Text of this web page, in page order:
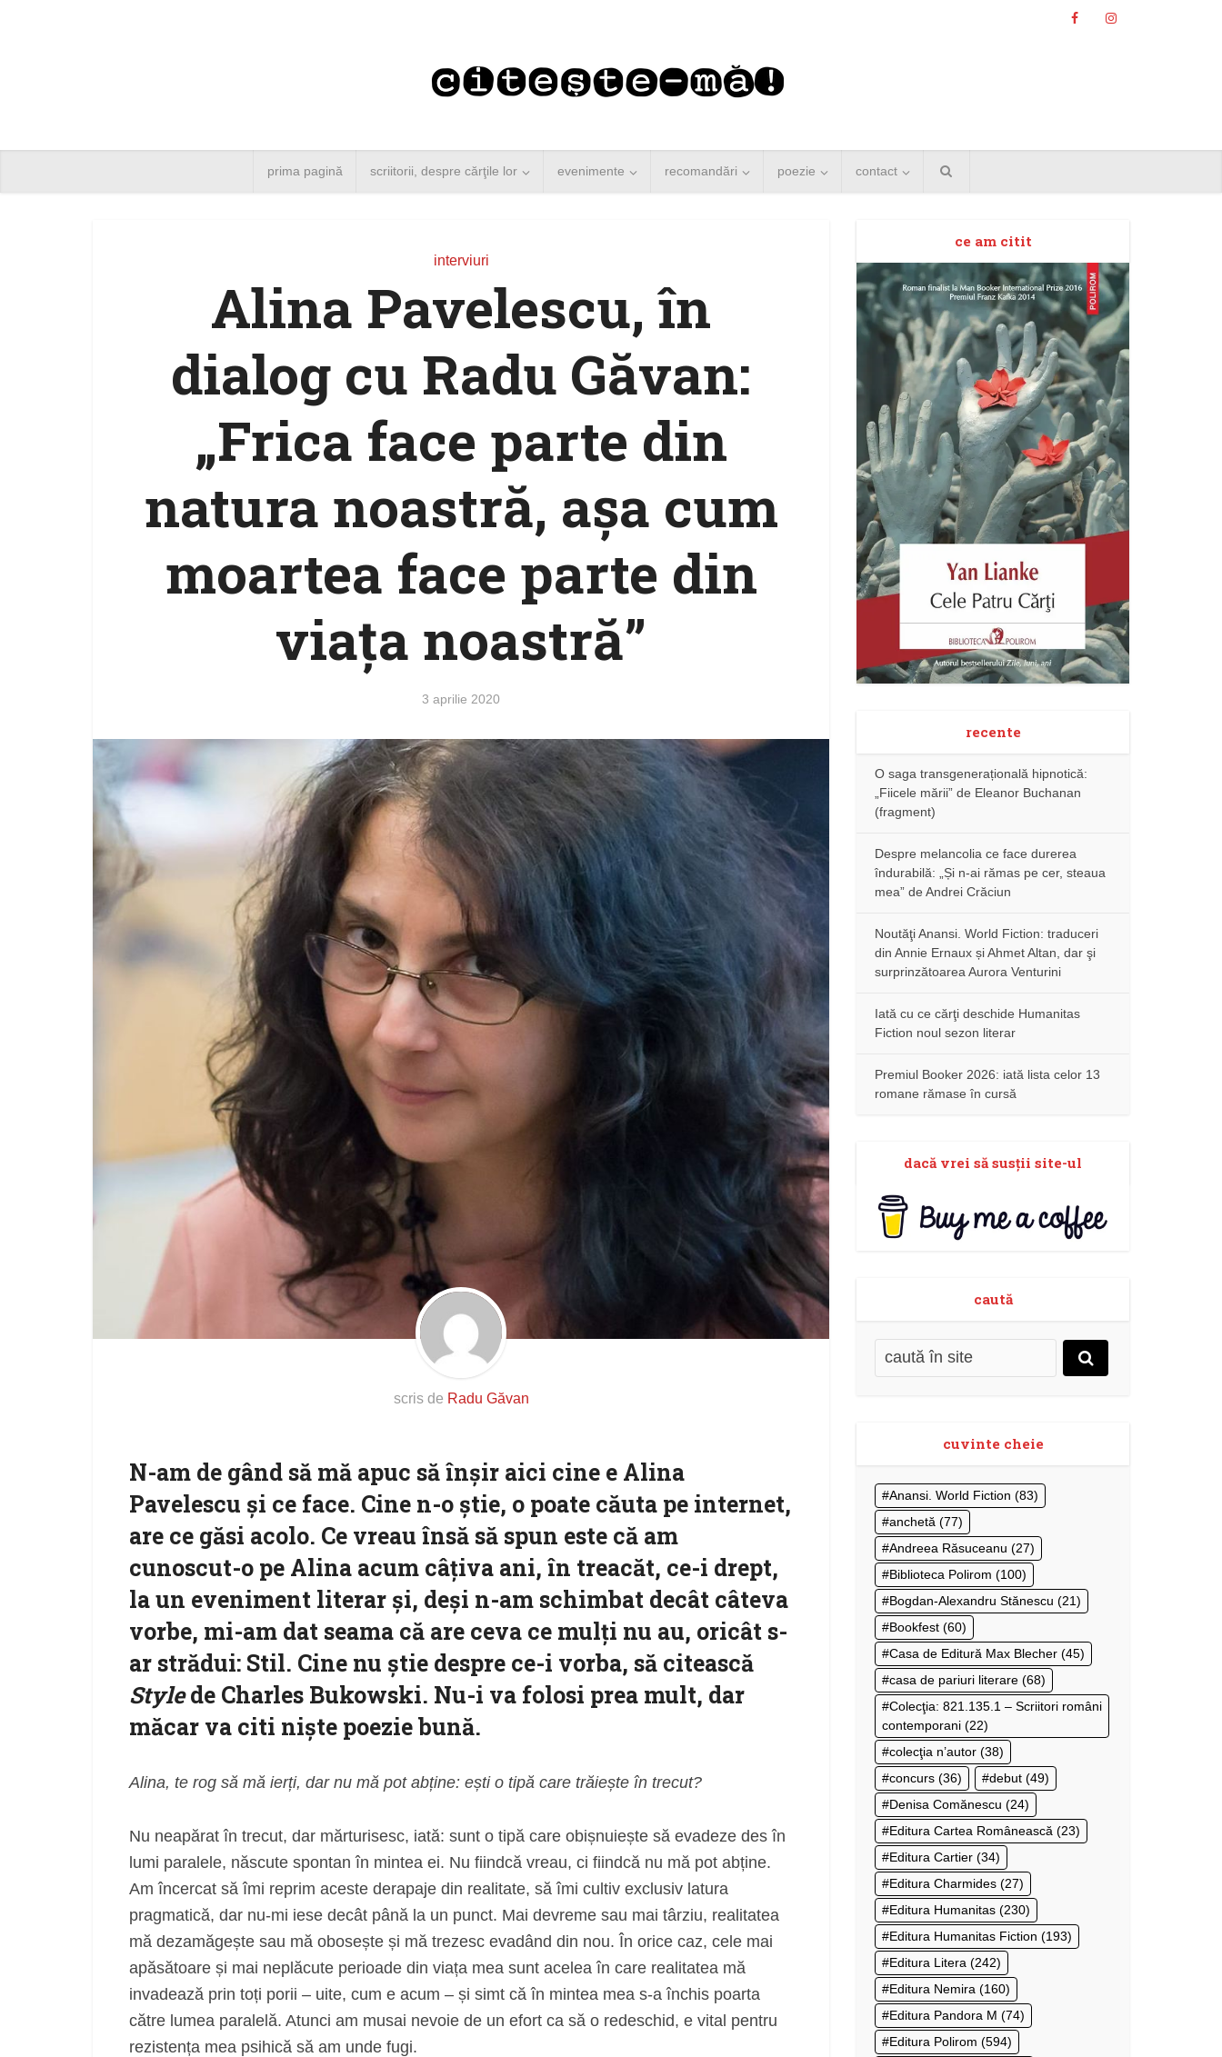
prima pagină scriitorii, despre cărţile lor evenimente recomandări poezie contact
interviuri
Alina Pavelescu, în
dialog cu Radu Găvan:
„Frica face parte din
natura noastră, așa cum
moartea face parte din
viața noastră”
3 aprilie 2020
scris de Radu Găvan
N-am de gând să mă apuc să înșir aici cine e Alina
Pavelescu și ce face. Cine n-o știe, o poate căuta pe internet,
are ce găsi acolo. Ce vreau însă să spun este că am
cunoscut-o pe Alina acum câțiva ani, în treacăt, ce-i drept,
la un eveniment literar și, deși n-am schimbat decât câteva
vorbe, mi-am dat seama că are ceva ce mulți nu au, oricât s-
ar strădui: Stil. Cine nu știe despre ce-i vorba, să citească
Stylede Charles Bukowski. Nu-i va folosi prea mult, dar
măcar va citi niște poezie bună.
Alina, te rog să mă ierți, dar nu mă pot abține: ești o tipă care trăiește în trecut?
Nu neapărat în trecut, dar mărturisesc, iată: sunt o tipă care obișnuiește să evadeze des în
lumi paralele, născute spontan în mintea ei. Nu fiindcă vreau, ci fiindcă nu mă pot abține.
Am încercat să îmi reprim aceste derapaje din realitate, să îmi cultiv exclusiv latura
pragmatică, dar nu-mi iese decât până la un punct. Mai devreme sau mai târziu, realitatea
mă dezamăgește sau mă obosește și mă trezesc evadând din nou. În orice caz, cele mai
apăsătoare și mai neplăcute perioade din viața mea sunt acelea în care realitatea mă
invadează prin toți porii – uite, cum e acum – și simt că în mintea mea s-a închis poarta
către lumea paralelă. Atunci am musai nevoie de un efort ca să o redeschid, e vital pentru
rezistența mea psihică să am unde fugi.
ce am citit
recente
O saga transgenerațională hipnotică:
„Fiicele mării” de Eleanor Buchanan
(fragment)
Despre melancolia ce face durerea
îndurabilă: „Și n-ai rămas pe cer, steaua
mea” de Andrei Crăciun
Noutăţi Anansi. World Fiction: traduceri
din Annie Ernaux și Ahmet Altan, dar şi
surprinzătoarea Aurora Venturini
Iată cu ce cărţi deschide Humanitas
Fiction noul sezon literar
Premiul Booker 2026: iată lista celor 13
romane rămase în cursă
dacă vrei să susţii site-ul
caută
cuvinte cheie
Anansi. World Fiction (83)
anchetă (77)
Andreea Răsuceanu (27)
Biblioteca Polirom (100)
Bogdan-Alexandru Stănescu (21)
Bookfest (60)
Casa de Editură Max Blecher (45)
casa de pariuri literare (68)
Colecţia: 821.135.1 – Scriitori români
contemporani (22)
colecţia n’autor (38)
concurs (36) debut (49)
Denisa Comănescu (24)
Editura Cartea Românească (23)
Editura Cartier (34)
Editura Charmides (27)
Editura Humanitas (230)
Editura Humanitas Fiction (193)
Editura Litera (242)
Editura Nemira (160)
Editura Pandora M (74)
Editura Polirom (594)